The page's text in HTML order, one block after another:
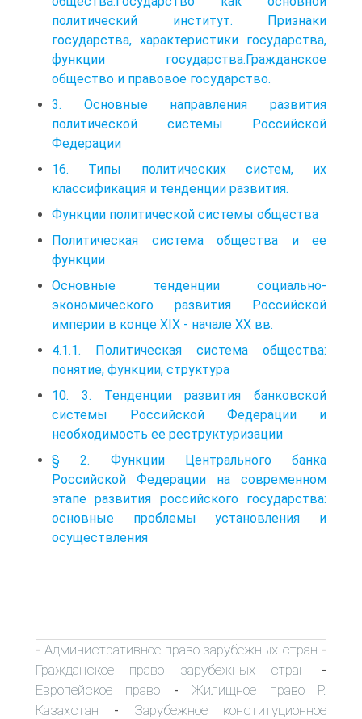
политический институт. Признаки
государства, характеристики государства,
функции государства.Гражданское
общество и правовое государство.
3. Основные направления развития
политической системы Российской
Федерации
16. Типы политических систем, их
классификация и тенденции развития.
Функции политической системы общества
Политическая система общества и ее
функции
Основные тенденции социально-
экономического развития Российской
империи в конце XIX - начале XX вв.
4.1.1. Политическая система общества:
понятие, функции, структура
10. 3. Тенденции развития банковской
системы Российской Федерации и
необходимость ее реструктуризации
§ 2. Функции Центрального банка
Российской Федерации на современном
этапе развития российского государства:
основные проблемы установления и
осуществления
- Административное право зарубежных стран -
Гражданское право зарубежных стран -
Европейское право - Жилищное право Р.
Казахстан - Зарубежное конституционное